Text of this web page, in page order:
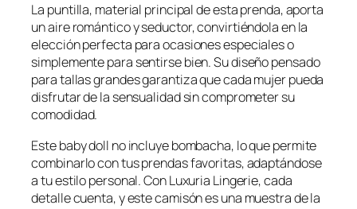
i
n
a
l
e
r
a
:
$
4
a
l
e
s
:
4
2
,
9
La puntilla, material principal de esta prenda, aporta
un aire romántico y seductor, convirtiéndola en la
elección perfecta para ocasiones especiales o
simplemente para sentirse bien. Su diseño pensado
para tallas grandes garantiza que cada mujer pueda
disfrutar de la sensualidad sin comprometer su
comodidad.
Este baby doll no incluye bombacha, lo que permite
combinarlo con tus prendas favoritas, adaptándose
a tu estilo personal. Con Luxuria Lingerie, cada
detalle cuenta, y este camisón es una muestra de la